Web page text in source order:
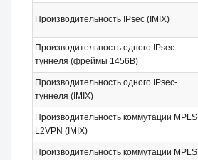
Производительность IPsec (IMIX)
Производительность одного IPsec-
туннеля (фреймы 1456В)
Производительность одного IPsec-
туннеля (IMIX)
Производительность коммутации MPLS
L2VPN (IMIX)
Производительность коммутации MPLS